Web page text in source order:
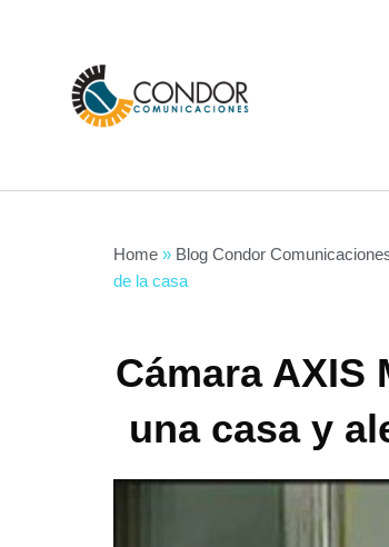
Home » Blog Condor
de la casa
Cámara AXIS
una casa y